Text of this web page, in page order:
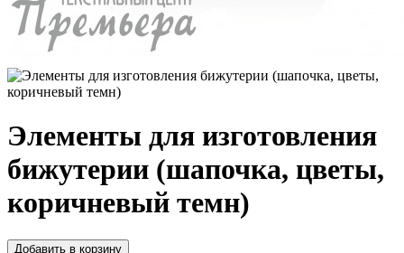
Элементы для изготовления
бижутерии (шапочка, цветы,
коричневый темн)